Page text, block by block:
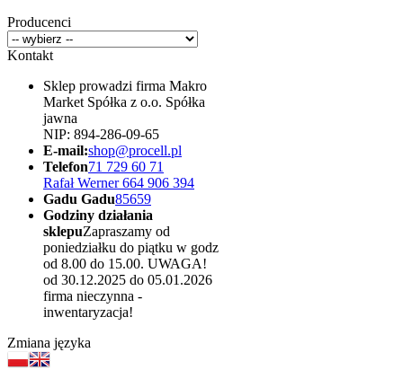
Producenci
Kontakt
Sklep prowadzi firma Makro
Market Spółka z o.o. Spółka
jawna
NIP: 894-286-09-65
E-mail:shop@procell.pl
Telefon71 729 60 71
Rafał Werner 664 906 394
Gadu Gadu85659
Godziny działania
sklepuZapraszamy od
poniedziałku do piątku w godz
od 8.00 do 15.00. UWAGA!
od 30.12.2025 do 05.01.2026
firma nieczynna -
inwentaryzacja!
Zmiana języka